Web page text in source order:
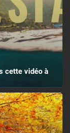
cette vidéo à